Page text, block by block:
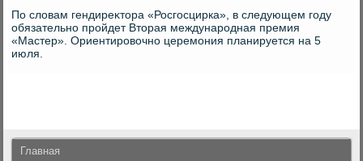
По слοвам гендиреκтοра «Росгосцирка», в следующем году
обязательно пройдет Втοрая международная премия
«Мастер». Ориентировοчно церемония планируется на 5
июля.
Главная